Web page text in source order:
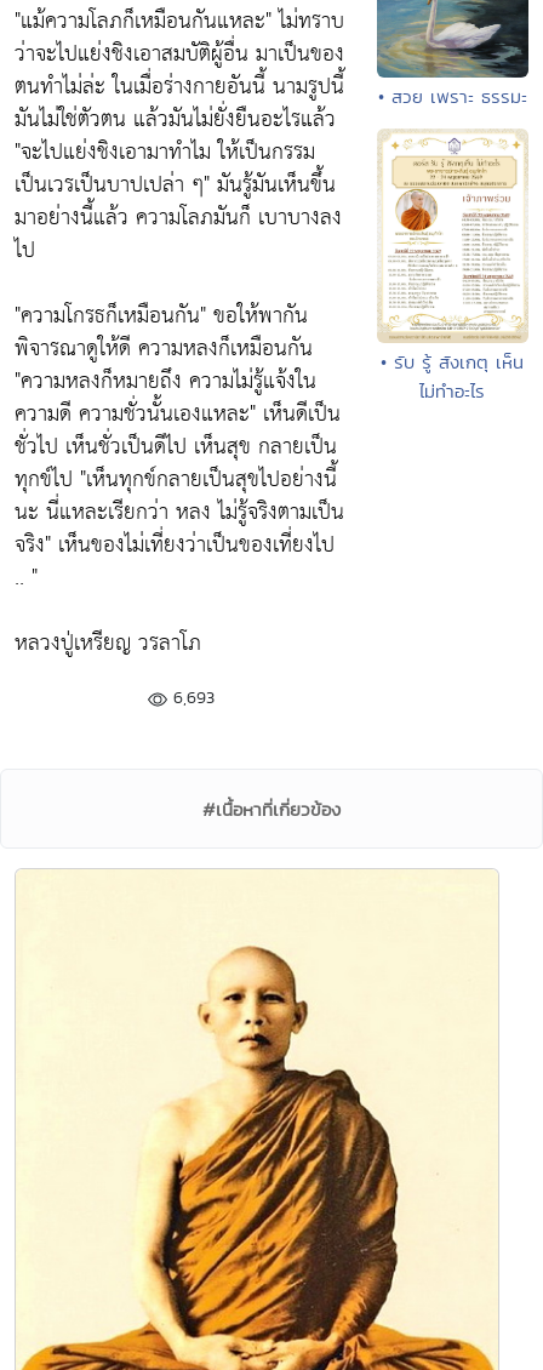
"แม้ความโลภก็เหมือนกันแหละ"ไม่ทราบ
ว่าจะไปแย่งชิงเอาสมบัติผู้อื่น มาเป็นของ
ตนทำไม่ล่ะ ในเมื่อร่างกายอันนี้ นามรูปนี้
มันไม่ใช่ตัวตน แล้วมันไม่ยั่งยืนอะไรแล้ว
"จะไปแย่งชิงเอามาทำไม ให้เป็นกรรม
เป็นเวรเป็นบาปเปล่า ๆ"มันรู้มันเห็นขึ้น
มาอย่างนี้แล้ว ความโลภมันก็ เบาบางลง
ไป
"ความโกรธก็เหมือนกัน"ขอให้พากัน
พิจารณาดูให้ดี ความหลงก็เหมือนกัน
"ความหลงก็หมายถึง ความไม่รู้แจ้งใน
ความดี ความชั่วนั้นเองแหละ" เห็นดีเป็น
ชั่วไป เห็นชั่วเป็นดีไป เห็นสุข กลายเป็น
ทุกข์ไป "เห็นทุกข์กลายเป็นสุขไปอย่างนี้
นะ นี่แหละเรียกว่า หลง ไม่รู้จริงตามเป็น
จริง" เห็นของไม่เที่ยงว่าเป็นของเที่ยงไป
.. "
หลวงปู่เหรียญ วรลาโภ
6,693
• สวย เพราะ ธรรมะ
• รับ รู้ สังเกตุ เห็น
ไม่ทำอะไร
#เนื้อหาที่เกี่ยวข้อง